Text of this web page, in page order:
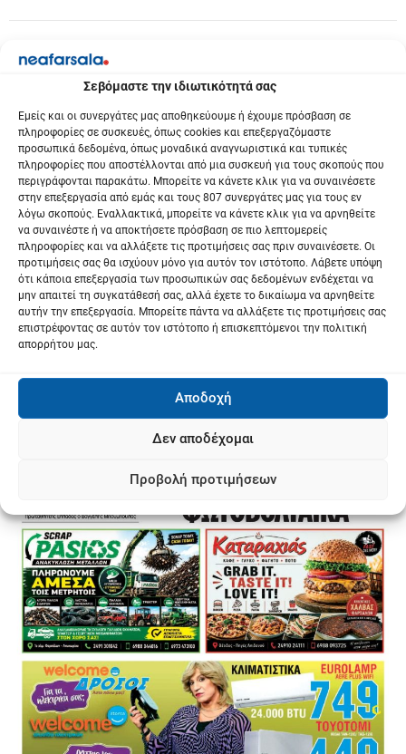
Σεβόμαστε την ιδιωτικότητά σας
Εμείς και οι συνεργάτες μας αποθηκεύουμε ή έχουμε πρόσβαση σε
πληροφορίες σε συσκευές, όπως cookies και επεξεργαζόμαστε
προσωπικά δεδομένα, όπως μοναδικά αναγνωριστικά και τυπικές
πληροφορίες που αποστέλλονται από μια συσκευή για τους σκοπούς που
περιγράφονται παρακάτω. Μπορείτε να κάνετε κλικ για να συναινέσετε
στην επεξεργασία από εμάς και τους 807 συνεργάτες μας για τους εν
λόγω σκοπούς. Εναλλακτικά, μπορείτε να κάνετε κλικ για να αρνηθείτε
να συναινέστε ή να αποκτήσετε πρόσβαση σε πιο λεπτομερείς
πληροφορίες και να αλλάξετε τις προτιμήσεις σας πριν συναινέσετε. Οι
προτιμήσεις σας θα ισχύουν μόνο για αυτόν τον ιστότοπο. Λάβετε υπόψη
ότι κάποια επεξεργασία των προσωπικών σας δεδομένων ενδέχεται να
μην απαιτεί τη συγκατάθεσή σας, αλλά έχετε το δικαίωμα να αρνηθείτε
αυτήν την επεξεργασία. Μπορείτε πάντα να αλλάξετε τις προτιμήσεις σας
επιστρέφοντας σε αυτόν τον ιστότοπο ή επισκεπτόμενοι την πολιτική
απορρήτου μας.
Αποδοχή
Δεν αποδέχομαι
Προβολή προτιμήσεων